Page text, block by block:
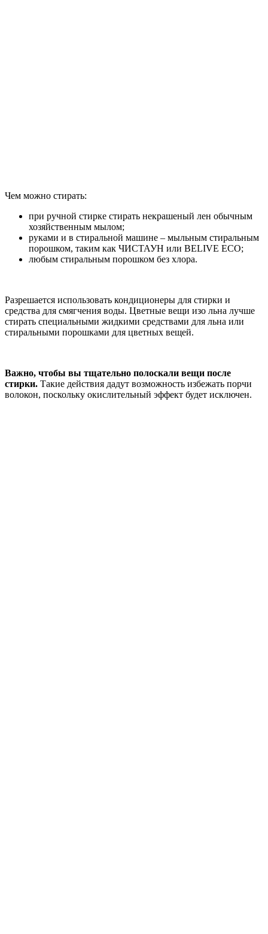
Чем можно стирать:
при ручной стирке стирать некрашеный лен обычным
хозяйственным мылом;
руками и в стиральной машине – мыльным стиральным
порошком, таким как ЧИСТАУН или BELIVE ECO;
любым стиральным порошком без хлора.
Разрешается использовать кондиционеры для стирки и
средства для смягчения воды. Цветные вещи изо льна лучше
стирать специальными жидкими средствами для льна или
стиральными порошками для цветных вещей.
Важно, чтобы вы тщательно полоскали вещи после
стирки. Такие действия дадут возможность избежать порчи
волокон, поскольку окислительный эффект будет исключен.